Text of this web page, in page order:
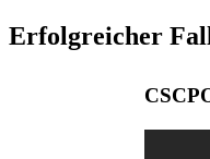
Erfolgreicher